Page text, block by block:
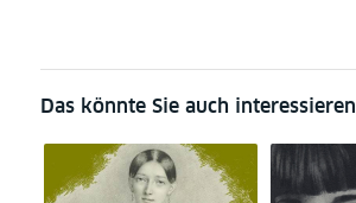
Das könnte Sie auch interessieren